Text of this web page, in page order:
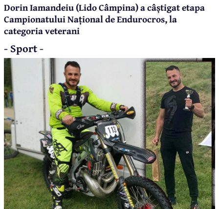
Dorin Iamandeiu (Lido Câmpina) a câștigat etapa
Campionatului Național de Endurocros, la
categoria veterani
- Sport -